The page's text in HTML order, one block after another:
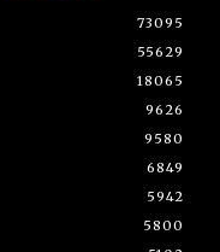
73095
55629
18065
9626
9580
6849
5942
5800